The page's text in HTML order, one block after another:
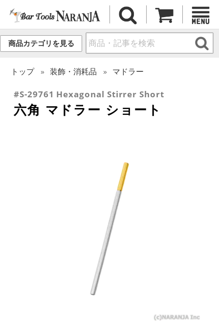
商品カテゴリを見る
トップ 装飾・消耗品 マドラー
#S-29761 Hexagonal Stirrer Short
六角 マドラー ショート